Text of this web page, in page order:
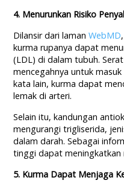
4. Menurunkan Risiko
Dilansir dari lamanWebMD
kurma rupanya dapat
(LDL) di dalam tubuh.
mencegahnya untuk
kata lain, kurma dapat
lemak di arteri.
Selain itu, kandungan
mengurangi trigliserida,
dalam darah. Sebagai
tinggi dapat meningkatkan
5. Kurma Dapat Menjaga